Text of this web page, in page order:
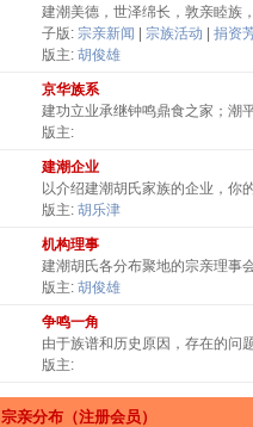
建潮美德，世泽绵长，敦亲睦族
子版: 宗亲新闻 宗族活动 捐资
版主: 胡俊雄
京华族系
建功立业承继钟鸣鼎食之家；潮
版主:
建潮企业
以介绍建潮胡氏家族的企业，你
版主: 胡乐津
机构理事
建潮胡氏各分布聚地的宗亲理事
版主: 胡俊雄
争鸣一角
由于族谱和历史原因，存在的问
版主:
宗亲分布（注册会员）